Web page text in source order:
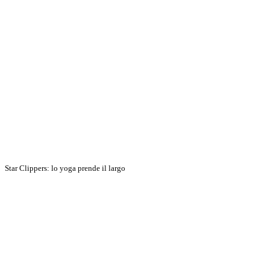
Star Clippers: lo yoga prende il largo